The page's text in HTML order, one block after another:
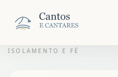
ISOLAMENTO E FÉ